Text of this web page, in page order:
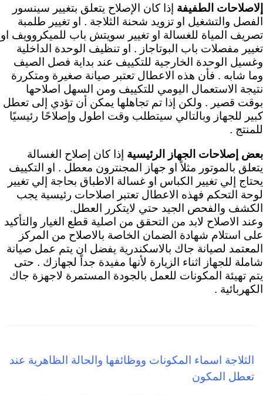
إلاصلاحات الطفيفة إذا كان الإصلاح يتعلق بتغيير سينسور
الفصل والتشغيل او تزويد شحنة الثلاجة . او تغيير طلمبة
تصريف المياة للغسالة او تغيير سويتش باب للميكروويف او
تغيير مفصلات باب البوتاجاز . او تنظيف الوحدة الداخلية
وغسيل الوحدة الخارجية للتكييف عند بداية فصل الصيف
وما شابه . فأن هذه الاعطال تعتبر صيانة صغيرة ومتكررة
نتيجة الاستعمال اليومي للتكييف ومن السهل اصلاحها
بوقت قصير . ولكن إذا تم تجاهلها يمكن أن تؤدي إلى تعطل
كبير للجهاز وبالتالي سيتطلب وقت اطول وإصلاحًا رئيسيًا
للمنتج .
بعض إصلاحات الجهاز الرئيسية إذا كان إصلاح الغسالة
يتعلق بالموتور مثلاً او جهاز المجنترون معطل . او التكييف
يحتاج إلي تغيير الكباس او غسالة الاطباق بحاجة إلي تغيير
لوحة التحكم فهذه الاعطال تعتبر اصلاحات رئيسية يجب
الكشف والفحص الجيد حتي لايتكرر العطل.
وعند الاصلاح لابد من التحقق من اصلية قطع الغيار والتأكيد
على استلام شهادة الضمان الخاصة بالاصلاح من المركز
المعتمد لصيانة جاك بالاسكندرية يفضل ان يتم عمل صيانة
شاملة للجهاز اثناء الزيارة لأنها مفيدة جداً لجهازك . حتى
يتم تهيئة المكونات للعمل بالجودة المستمرة لاجهزة جاك
الكهربائية .
الثلاجة اسماء المكونات ووظائفها والحالة الظاهرية عند
تعطل المكون